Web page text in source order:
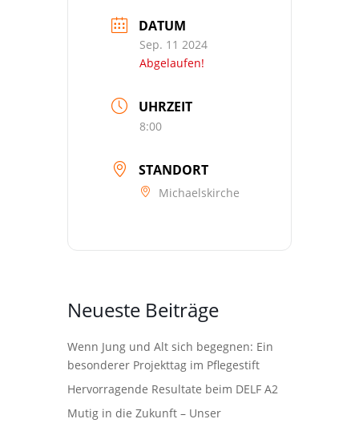
DATUM
Sep. 11 2024
Abgelaufen!
UHRZEIT
8:00
STANDORT
Michaelskirche
Neueste Beiträge
Wenn Jung und Alt sich begegnen: Ein
besonderer Projekttag im Pflegestift
Hervorragende Resultate beim DELF A2
Mutig in die Zukunft – Unser